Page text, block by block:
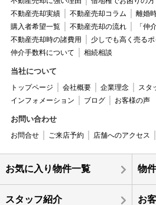
不動産売却実績
不動産売却コラム
離婚
購入者希望一覧
不動産売却の流れ
「仲
不動産売却時の諸費用
少しでも高く売るポ
仲介手数料について
相続相談
当社について
トップページ 会社概要 企業理念
スタ
インフォメーション
ブログ お客様の声
お問い合わせ
お問合せ ご来店予約 店舗へのアクセス
お気に入り物件一覧 物
スタッフ紹介 お